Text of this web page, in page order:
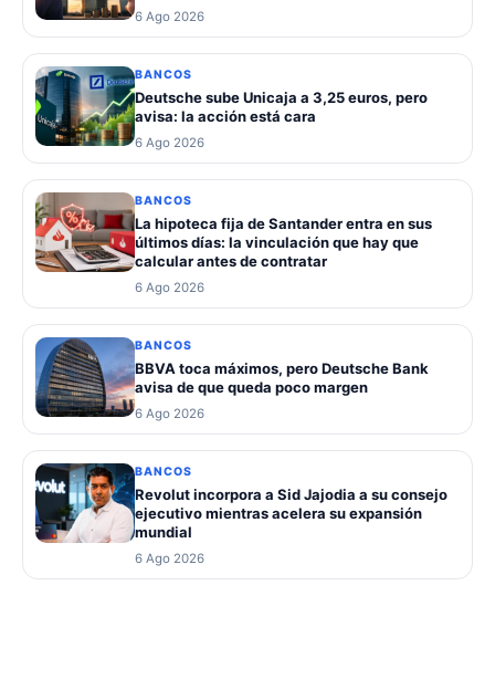
6 Ago 2026
BANCOS
Deutsche sube Unicaja a 3,25 euros, pero
avisa: la acción está cara
6 Ago 2026
BANCOS
La hipoteca fija de Santander entra en sus
últimos días: la vinculación que hay que
calcular antes de contratar
6 Ago 2026
BANCOS
BBVA toca máximos, pero Deutsche Bank
avisa de que queda poco margen
6 Ago 2026
BANCOS
Revolut incorpora a Sid Jajodia a su consejo
ejecutivo mientras acelera su expansión
mundial
6 Ago 2026